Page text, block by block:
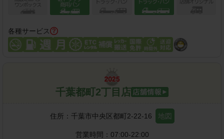
各種サービス
千葉都町2丁目店
住所： 千葉市中央区都町2-22-16 地図
営業時間： 07:00-22:00